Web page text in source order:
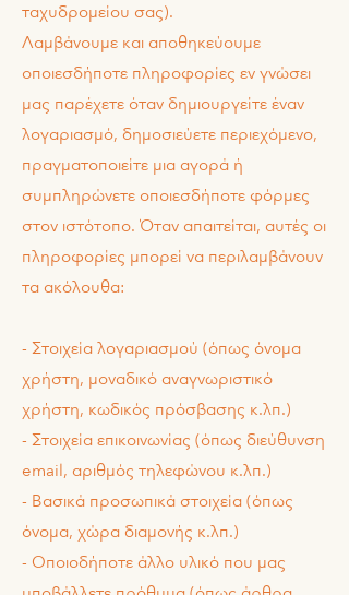
ταχυδρομείου σας).
Λαμβάνουμε και αποθηκεύουμε
οποιεσδήποτε πληροφορίες εν γνώσει
μας παρέχετε όταν δημιουργείτε έναν
λογαριασμό, δημοσιεύετε περιεχόμενο,
πραγματοποιείτε μια αγορά ή
συμπληρώνετε οποιεσδήποτε φόρμες
στον ιστότοπο. Όταν απαιτείται, αυτές οι
πληροφορίες μπορεί να περιλαμβάνουν
τα ακόλουθα:
- Στοιχεία λογαριασμού (όπως όνομα
χρήστη, μοναδικό αναγνωριστικό
χρήστη, κωδικός πρόσβασης κ.λπ.)
- Στοιχεία επικοινωνίας (όπως διεύθυνση
email, αριθμός τηλεφώνου κ.λπ.)
- Βασικά προσωπικά στοιχεία (όπως
όνομα, χώρα διαμονής κ.λπ.)
- Οποιοδήποτε άλλο υλικό που μας